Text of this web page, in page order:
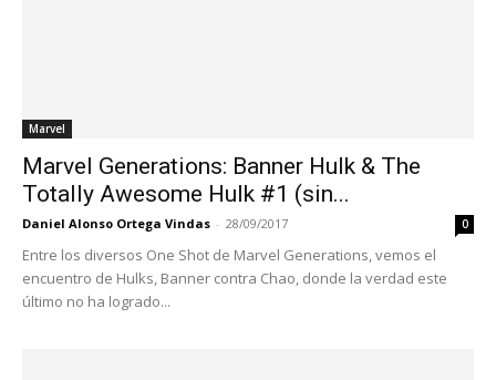
Marvel
Marvel Generations: Banner Hulk & The
Totally Awesome Hulk #1 (sin...
Daniel Alonso Ortega Vindas - 28/09/2017 0
Entre los diversos One Shot de Marvel Generations, vemos el
encuentro de Hulks, Banner contra Chao, donde la verdad este
último no ha logrado...